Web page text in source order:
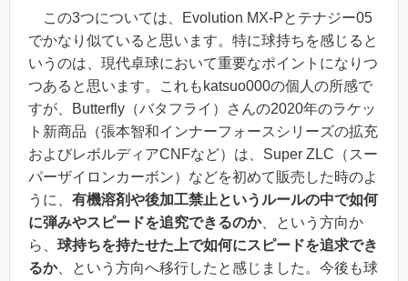
この3つについては、Evolution MX-Pとテナジー05
でかなり似ていると思います。特に球持ちを感じると
いうのは、現代卓球において重要なポイントになりつ
つあると思います。これもkatsuo000の個人の所感で
すが、Butterfly（バタフライ）さんの2020年のラケッ
ト新商品（張本智和インナーフォースシリーズの拡充
およびレボルディアCNFなど）は、Super ZLC（スー
パーザイロンカーボン）などを初めて販売した時のよ
うに、 有機溶剤や後加工禁止というルールの中で如何
に弾みやスピードを追究できるのか、という方向か
ら、 球持ちを持たせた上で如何にスピードを追求でき
るか、という方向へ移行したと感じました。今後も球